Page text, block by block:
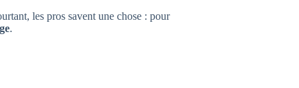
les pros savent une chose : pour
.